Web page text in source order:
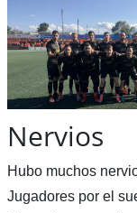
Nervios
Hubo muchos
Jugadores por el